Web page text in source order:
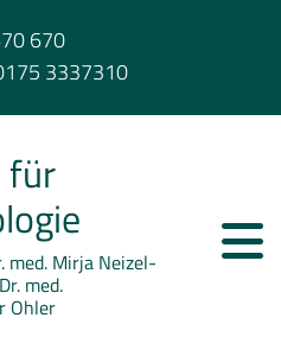
670
3337310
für
med. Mirja Neizel-
med.
Ohler